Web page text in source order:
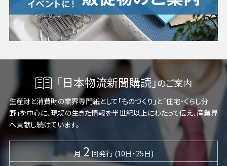
「日本物流新聞購読」のご案内
生産財と消費財の業界専門紙として「ものづくり」と「住宅・くらし分
野」を中心に、現場の生きた情報を半世紀以上にわたって伝え、産業界
へ貢献し続けています。
月 2 回発行 (10日・25日)